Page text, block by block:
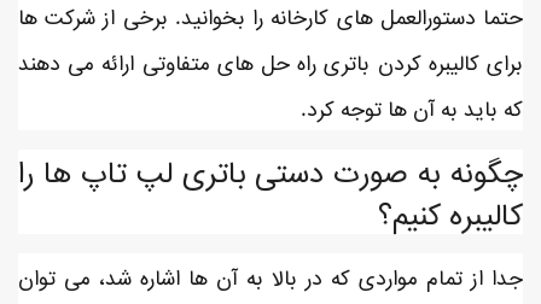
حتما دستورالعمل های کارخانه را بخوانید. برخی از شرکت ها
برای کالیبره کردن باتری راه حل های متفاوتی ارائه می دهند
که باید به آن ها توجه کرد.
چگونه به صورت دستی باتری لپ تاپ ها را
کالیبره کنیم؟
جدا از تمام مواردی که در بالا به آن ها اشاره شد، می توان